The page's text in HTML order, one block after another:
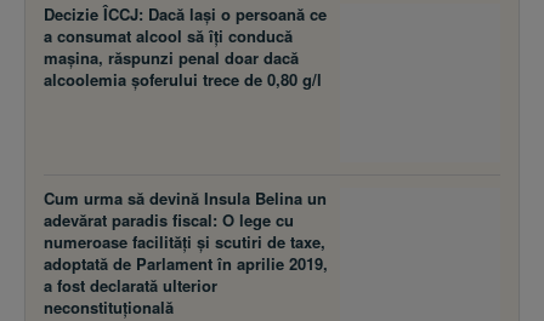
Decizie ÎCCJ: Dacă laşi o persoană ce
a consumat alcool să îţi conducă
maşina, răspunzi penal doar dacă
alcoolemia şoferului trece de 0,80 g/l
Cum urma să devină Insula Belina un
adevărat paradis fiscal: O lege cu
numeroase facilităţi şi scutiri de taxe,
adoptată de Parlament în aprilie 2019,
a fost declarată ulterior
neconstituţională